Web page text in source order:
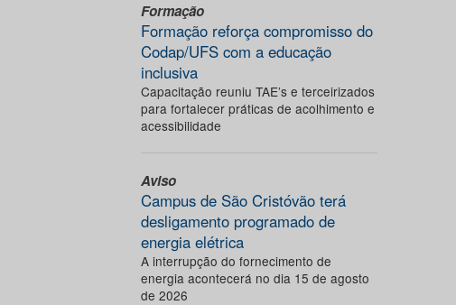
Formação
Formação reforça compromisso do
Codap/UFS com a educação
inclusiva
Capacitação reuniu TAE’s e terceirizados
para fortalecer práticas de acolhimento e
acessibilidade
Aviso
Campus de São Cristóvão terá
desligamento programado de
energia elétrica
A interrupção do fornecimento de
energia acontecerá no dia 15 de agosto
de 2026